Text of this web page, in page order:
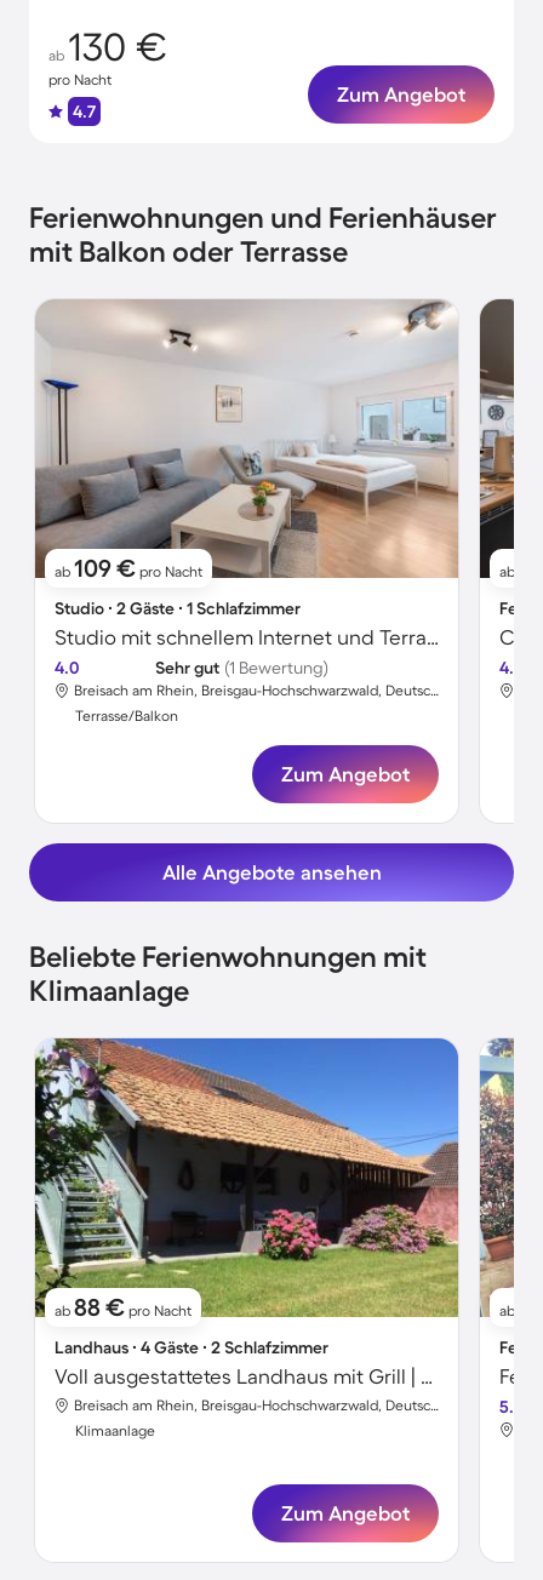
ab 130 €
pro Nacht
4.7
Zum Angebot
Ferienwohnungen und Ferienhäuser
mit Balkon oder Terrasse
ab 109 € pro Nacht
Studio ∙ 2 Gäste ∙ 1 Schlafzimmer
Studio mit schnellem Internet und Terrasse
4.0 Sehr gut (1 Bewertung)
Breisach am Rhein, Breisgau-Hochschwarzwald, Deutschland
Terrasse/Balkon
Zum Angebot
ab
4.8
Alle Angebote ansehen
Beliebte Ferienwohnungen mit
Klimaanlage
ab 88 € pro Nacht
Landhaus ∙ 4 Gäste ∙ 2 Schlafzimmer
Voll ausgestattetes Landhaus mit Grill | Hunde erlaubt
Breisach am Rhein, Breisgau-Hochschwarzwald, Deutschland
Klimaanlage
Zum Angebot
ab
5.0